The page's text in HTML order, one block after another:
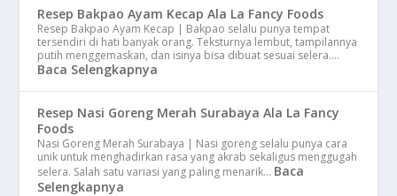
Resep Bakpao Ayam Kecap Ala La Fancy Foods
Resep Bakpao Ayam Kecap | Bakpao selalu punya tempat
tersendiri di hati banyak orang. Teksturnya lembut, tampilannya
putih menggemaskan, dan isinya bisa dibuat sesuai selera.…
Baca Selengkapnya
Resep Nasi Goreng Merah Surabaya Ala La Fancy
Foods
Nasi Goreng Merah Surabaya | Nasi goreng selalu punya cara
unik untuk menghadirkan rasa yang akrab sekaligus menggugah
selera. Salah satu variasi yang paling menarik… Baca
Selengkapnya